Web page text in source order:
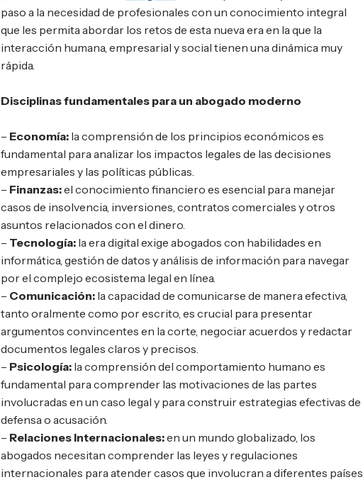
paso a la necesidad de profesionales con un conocimiento integral
que les permita abordar los retos de esta nueva era en la que la
interacción humana, empresarial y social tienen una dinámica muy
rápida.
Disciplinas fundamentales para un abogado moderno
– Economía: la comprensión de los principios económicos es
fundamental para analizar los impactos legales de las decisiones
empresariales y las políticas públicas.
– Finanzas:el conocimiento financiero es esencial para manejar
casos de insolvencia, inversiones, contratos comerciales y otros
asuntos relacionados con el dinero.
– Tecnología: la era digital exige abogados con habilidades en
informática, gestión de datos y análisis de información para navegar
por el complejo ecosistema legal en línea.
– Comunicación: la capacidad de comunicarse de manera efectiva,
tanto oralmente como por escrito, es crucial para presentar
argumentos convincentes en la corte, negociar acuerdos y redactar
documentos legales claros y precisos.
– Psicología: la comprensión del comportamiento humano es
fundamental para comprender las motivaciones de las partes
involucradas en un caso legal y para construir estrategias efectivas de
defensa o acusación.
– Relaciones Internacionales:en un mundo globalizado, los
abogados necesitan comprender las leyes y regulaciones
internacionales para atender casos que involucran a diferentes países